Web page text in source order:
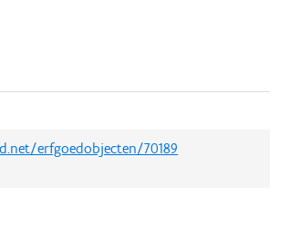
erfgoedobjecten/70189